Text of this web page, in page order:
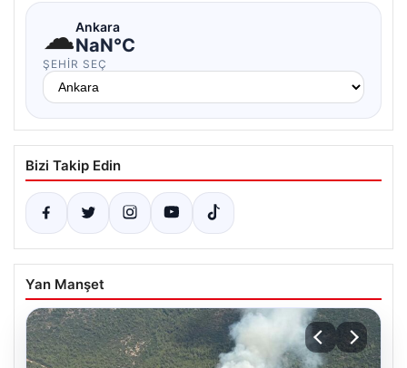
☁Ankara
NaN°C
ŞEHIR SEÇ
Bizi Takip Edin
Yan Manşet